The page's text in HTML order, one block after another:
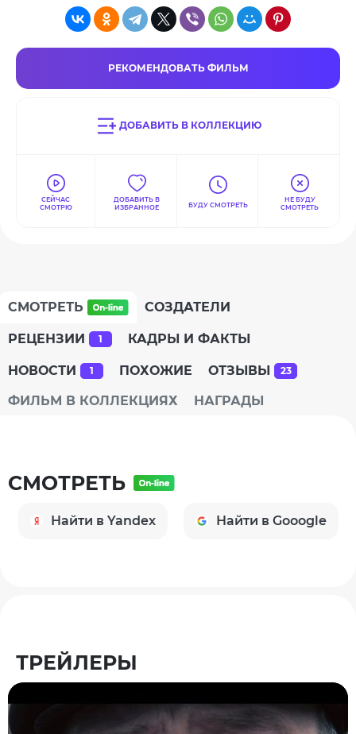
РЕКОМЕНДОВАТЬ ФИЛЬМ
ДОБАВИТЬ В КОЛЛЕКЦИЮ
СЕЙЧАС
СМОТРЮ
ДОБАВИТЬ В
ИЗБРАННОЕ
БУДУ СМОТРЕТЬ
НЕ БУДУ
СМОТРЕТЬ
СМОТРЕТЬ СОЗДАТЕЛИ
РЕЦЕНЗИИ 1 КАДРЫ И ФАКТЫ
НОВОСТИ 1 ПОХОЖИЕ ОТЗЫВЫ 23
ФИЛЬМ В КОЛЛЕКЦИЯХ НАГРАДЫ
СМОТРЕТЬ
Найти в Yandex Найти в Gooogle
ТРЕЙЛЕРЫ